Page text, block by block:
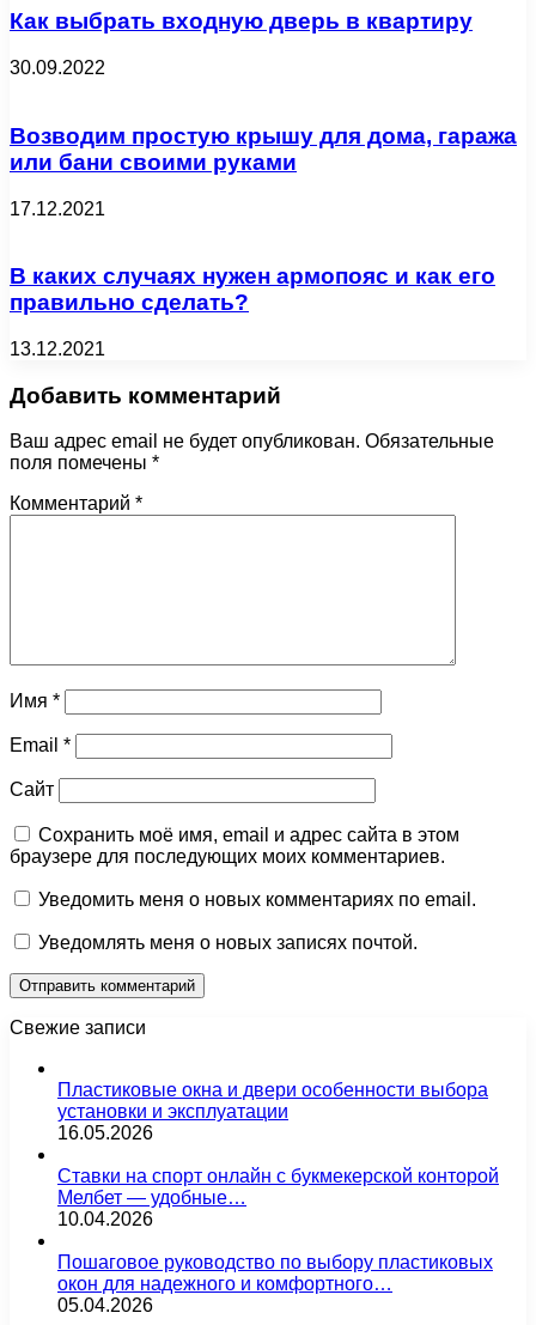
Как выбрать входную дверь в квартиру
30.09.2022
Возводим простую крышу для дома, гаража
или бани своими руками
17.12.2021
В каких случаях нужен армопояс и как его
правильно сделать?
13.12.2021
Добавить комментарий
Ваш адрес email не будет опубликован. Обязательные
поля помечены *
Комментарий *
Имя *
Email *
Сайт
Сохранить моё имя, email и адрес сайта в этом
браузере для последующих моих комментариев.
Уведомить меня о новых комментариях по email.
Уведомлять меня о новых записях почтой.
Свежие записи
Пластиковые окна и двери особенности выбора
установки и эксплуатации
16.05.2026
Ставки на спорт онлайн с букмекерской конторой
Мелбет — удобные…
10.04.2026
Пошаговое руководство по выбору пластиковых
окон для надежного и комфортного…
05.04.2026